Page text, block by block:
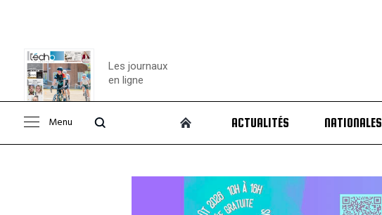
Consulter le
Les journaux
en ligne
Menu ACTUALITÉS NATIONALES